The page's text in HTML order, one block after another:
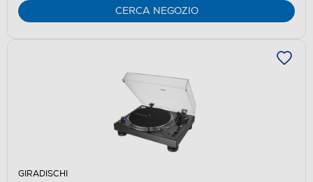
CERCA NEGOZIO
GIRADISCHI